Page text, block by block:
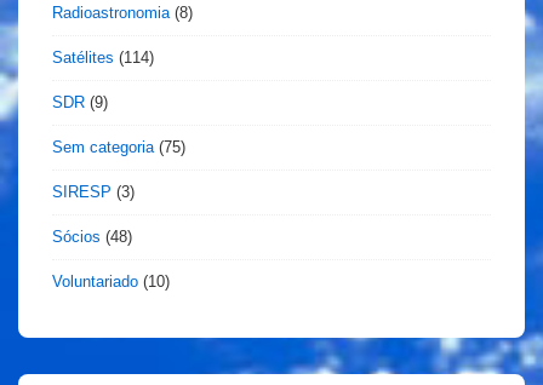
Radioastronomia(8)
Satélites (114)
SDR (9)
Sem categoria(75)
SIRESP (3)
Sócios (48)
Voluntariado (10)